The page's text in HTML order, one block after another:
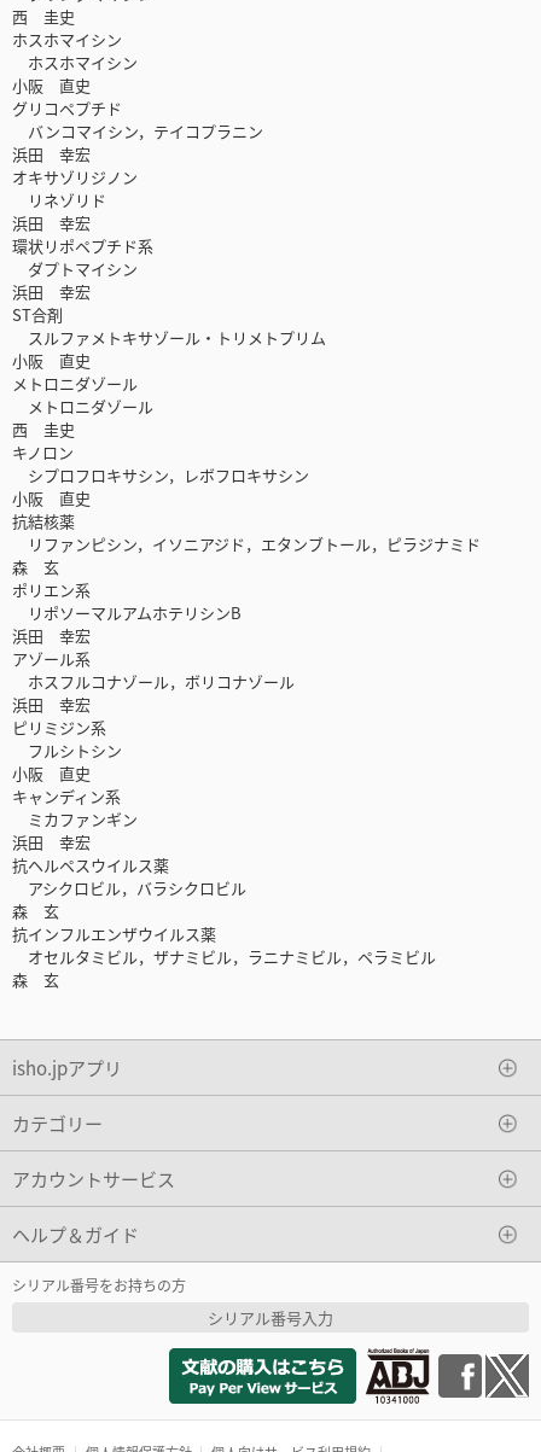
西 圭史
ホスホマイシン
ホスホマイシン
小阪 直史
グリコペプチド
バンコマイシン，テイコプラニン
浜田 幸宏
オキサゾリジノン
リネゾリド
浜田 幸宏
環状リポペプチド系
ダプトマイシン
浜田 幸宏
ST合剤
スルファメトキサゾール・トリメトプリム
小阪 直史
メトロニダゾール
メトロニダゾール
西 圭史
キノロン
シプロフロキサシン，レボフロキサシン
小阪 直史
抗結核薬
リファンピシン，イソニアジド，エタンブトール，ピラジナミド
森 玄
ポリエン系
リポソーマルアムホテリシンB
浜田 幸宏
アゾール系
ホスフルコナゾール，ボリコナゾール
浜田 幸宏
ピリミジン系
フルシトシン
小阪 直史
キャンディン系
ミカファンギン
浜田 幸宏
抗ヘルペスウイルス薬
アシクロビル，バラシクロビル
森 玄
抗インフルエンザウイルス薬
オセルタミビル，ザナミビル，ラニナミビル，ペラミビル
森 玄
isho.jpアプリ
カテゴリー
アカウントサービス
ヘルプ＆ガイド
シリアル番号をお持ちの方
シリアル番号入力